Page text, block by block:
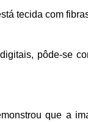
tecida com
pôde-se
que a